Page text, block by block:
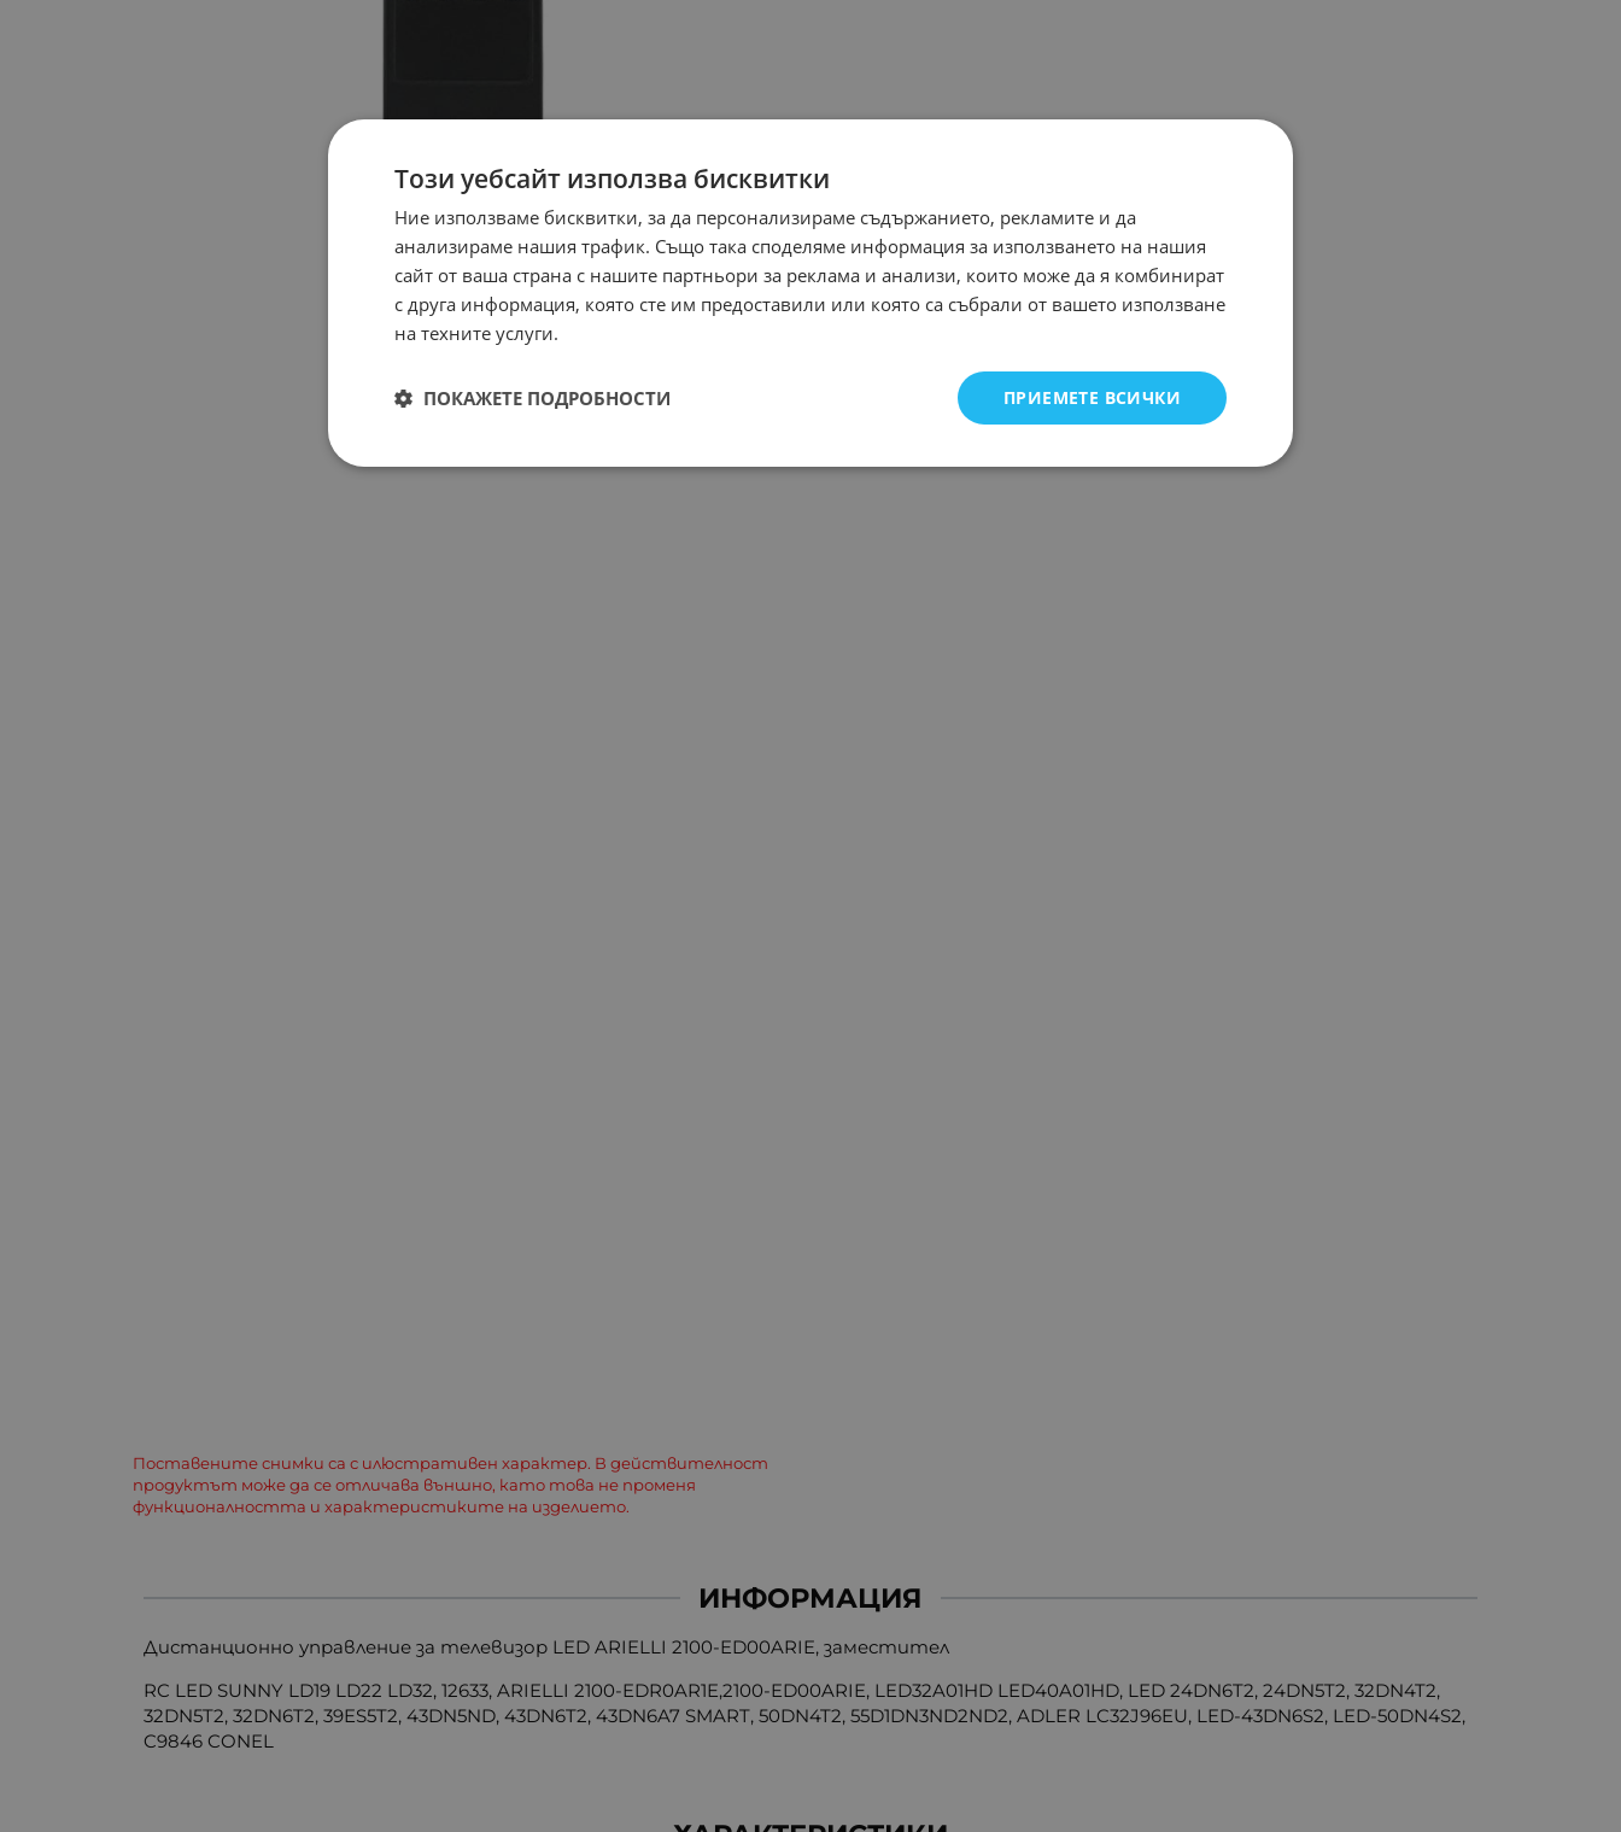
Поставените снимки са с илюстративен характер. В действителност
продуктът може да се отличава външно, като това не променя
функционалността и характеристиките на изделието.
ИНФОРМАЦИЯ
Дистанционно управление за телевизор LED ARIELLI 2100-ED00ARIE, заместител
RC LED SUNNY LD19 LD22 LD32, 12633, ARIELLI 2100-EDR0AR1E,2100-ED00ARIE, LED32A01HD LED40A01HD, LED 24DN6T2, 24DN5T2, 32DN4T2,
32DN5T2, 32DN6T2, 39ES5T2, 43DN5ND, 43DN6T2, 43DN6A7 SMART, 50DN4T2, 55D1DN3ND2ND2, ADLER LC32J96EU, LED-43DN6S2, LED-50DN4S2,
C9846 CONEL
Този уебсайт използва бисквитки
Ние използваме бисквитки, за да персонализираме съдържанието, рекламите и да
анализираме нашия трафик. Също така споделяме информация за използването на нашия
сайт от ваша страна с нашите партньори за реклама и анализи, които може да я комбинират
с друга информация, която сте им предоставили или която са събрали от вашето използване
на техните услуги.
ПРИЕМЕТЕ ВСИЧКИ
ПОКАЖЕТЕ ПОДРОБНОСТИ